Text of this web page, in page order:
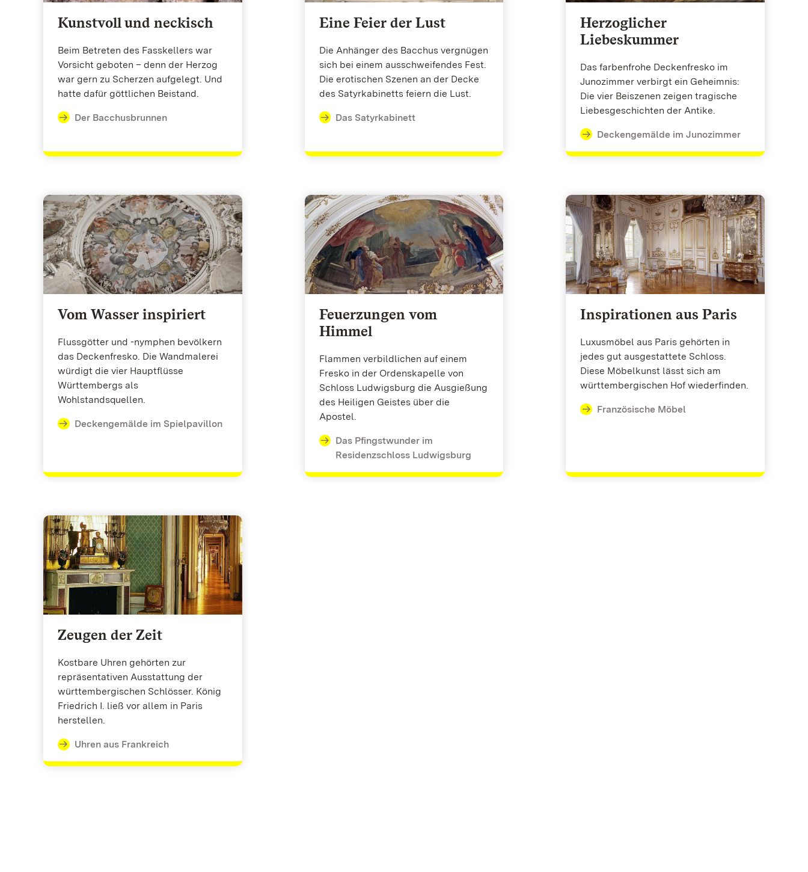
Kunstvoll und neckisch
Beim Betreten des Fasskellers war
Vorsicht geboten – denn der Herzog
war gern zu Scherzen aufgelegt. Und
hatte dafür göttlichen Beistand.
Der Bacchusbrunnen
Eine Feier der Lust
Die Anhänger des Bacchus vergnügen
sich bei einem ausschweifendes Fest.
Die erotischen Szenen an der Decke
des Satyrkabinetts feiern die Lust.
Das Satyrkabinett
Herzoglicher
Liebeskummer
Das farbenfrohe Deckenfresko im
Junozimmer verbirgt ein Geheimnis:
Die vier Beiszenen zeigen tragische
Liebesgeschichten der Antike.
Deckengemälde im Junozimmer
Vom Wasser inspiriert
Flussgötter und -nymphen bevölkern
das Deckenfresko. Die Wandmalerei
würdigt die vier Hauptflüsse
Württembergs als
Wohlstandsquellen.
Deckengemälde im Spielpavillon
Feuerzungen vom
Himmel
Flammen verbildlichen auf einem
Fresko in der Ordenskapelle von
Schloss Ludwigsburg die Ausgießung
des Heiligen Geistes über die
Apostel.
Das Pfingstwunder im
Residenzschloss Ludwigsburg
Inspirationen aus Paris
Luxusmöbel aus Paris gehörten in
jedes gut ausgestattete Schloss.
Diese Möbelkunst lässt sich am
württembergischen Hof wiederfinden.
Französische Möbel
Zeugen der Zeit
Kostbare Uhren gehörten zur
repräsentativen Ausstattung der
württembergischen Schlösser. König
Friedrich I. ließ vor allem in Paris
herstellen.
Uhren aus Frankreich